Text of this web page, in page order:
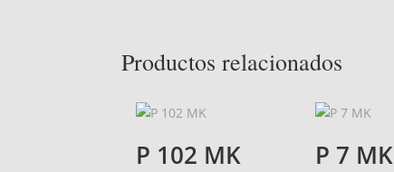
Productos relacionados
P 102 MK P 7 MK